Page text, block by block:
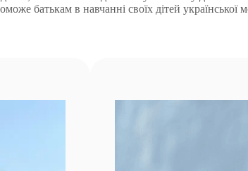
батькам в навчанні своїх дітей української